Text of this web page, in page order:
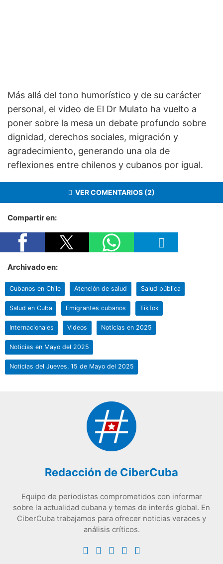
Más allá del tono humorístico y de su carácter
personal, el video de El Dr Mulato ha vuelto a
poner sobre la mesa un debate profundo sobre
dignidad, derechos sociales, migración y
agradecimiento, generando una ola de
reflexiones entre chilenos y cubanos por igual.
VER COMENTARIOS (2)
Compartir en:
Archivado en:
Cubanos en Chile Atención de salud Salud pública
Salud en Cuba Emigrantes cubanos TikTok
Internacionales Videos Noticias en 2025
Noticias en Mayo del 2025
Noticias del Jueves, 15 de Mayo del 2025
Redacción de CiberCuba
Equipo de periodistas comprometidos con informar
sobre la actualidad cubana y temas de interés global. En
CiberCuba trabajamos para ofrecer noticias veraces y
análisis críticos.